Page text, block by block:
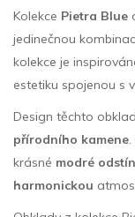
Kolekce Pietra Blue
jedinečnou
kolekce je
estetiku spojenou s
Design těchto
přírodního kamene
krásné modré
harmonickou